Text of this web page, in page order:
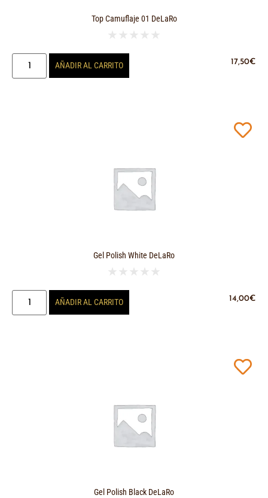
Top Camuflaje 01 DeLaRo
★ ★ ★ ★ ★
17,50€
AÑADIR AL CARRITO
Gel Polish White DeLaRo
★ ★ ★ ★ ★
14,00€
AÑADIR AL CARRITO
Gel Polish Black DeLaRo